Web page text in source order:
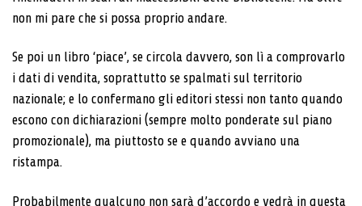
non mi pare che si possa proprio andare.
Se poi un libro ‘piace’, se circola davvero, son lì a comprovarlo
i dati di vendita, soprattutto se spalmati sul territorio
nazionale; e lo confermano gli editori stessi non tanto quando
escono con dichiarazioni (sempre molto ponderate sul piano
promozionale), ma piuttosto se e quando avviano una
ristampa.
Probabilmente qualcuno non sarà d’accordo e vedrà in questa